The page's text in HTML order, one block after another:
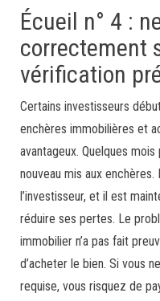
Écueil n° 4 :
correctement
vérification
Certains investisseurs
enchères immobilières et
avantageux. Quelques
nouveau mis aux enchères.
l’investisseur, et il est
réduire ses pertes. Le
immobilier n’a pas fait
d’acheter le bien. Si vous
requise, vous risquez de